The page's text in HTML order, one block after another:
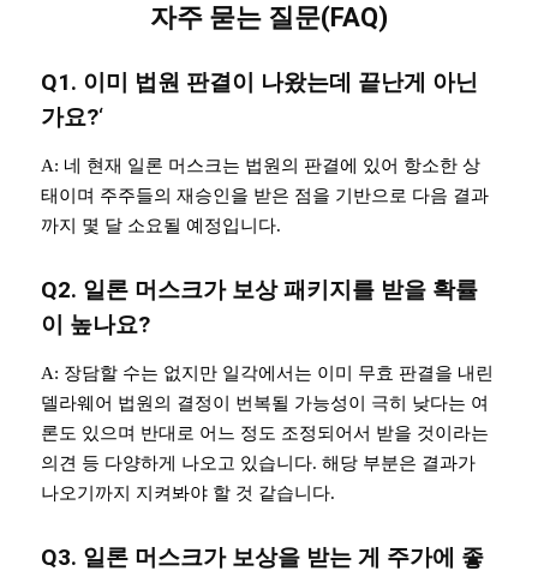
자주 묻는 질문(FAQ)
Q1. 이미 법원 판결이 나왔는데 끝난게 아닌
가요?‘
A: 네 현재 일론 머스크는 법원의 판결에 있어 항소한 상
태이며 주주들의 재승인을 받은 점을 기반으로 다음 결과
까지 몇 달 소요될 예정입니다.
Q2. 일론 머스크가 보상 패키지를 받을 확률
이 높나요?
A: 장담할 수는 없지만 일각에서는 이미 무효 판결을 내린
델라웨어 법원의 결정이 번복될 가능성이 극히 낮다는 여
론도 있으며 반대로 어느 정도 조정되어서 받을 것이라는
의견 등 다양하게 나오고 있습니다. 해당 부분은 결과가
나오기까지 지켜봐야 할 것 같습니다.
Q3. 일론 머스크가 보상을 받는 게 주가에 좋